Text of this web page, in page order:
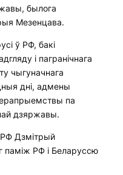
былога
Мезенцава.
ў РФ, бакі
і пагранічнага
чыгуначнага
дні, адмены
па
дзяржавы.
РФ Дзмітрый
паміж РФ і Беларуссю